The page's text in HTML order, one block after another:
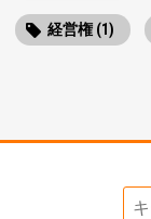
経営権 (1)